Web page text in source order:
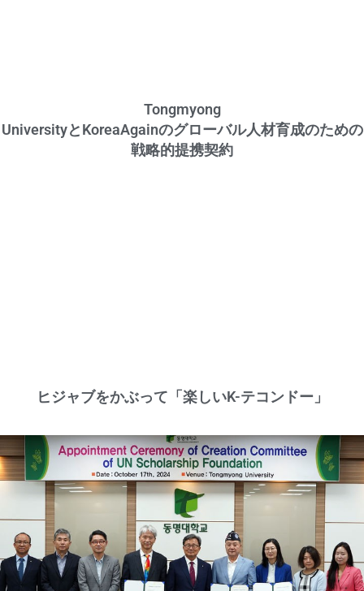
Tongmyong
UniversityとKoreaAgainのグローバル人材育成のための
戦略的提携契約
ヒジャブをかぶって「楽しいK-テコンドー」